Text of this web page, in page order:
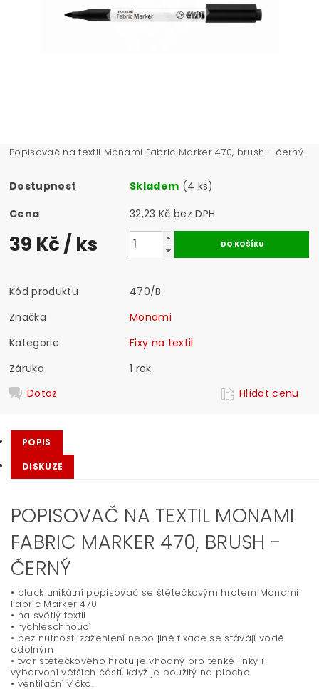
Popisovač na textil Monami Fabric Marker 470, brush - černý.
Dostupnost Skladem (4 ks)
Cena
32,23 Kč bez DPH
39 Kč/ ks
Kód produktu
470/B
Značka
Monami
Kategorie
Fixy na textil
Záruka
1 rok
Dotaz
Hlídat cenu
POPIS
DISKUZE
POPISOVAČ NA TEXTIL MONAMI
FABRIC MARKER 470, BRUSH -
ČERNÝ
• black unikátní popisovač se štětečkovým hrotem Monami
Fabric Marker 470
• na světlý textil
• rychleschnoucí
• bez nutnosti zažehlení nebo jiné fixace se stávájí vodě
odolným
• tvar štětečkového hrotu je vhodný pro tenké linky i
vybarvoní větších částí, když je použitý na plocho
• ventilační víčko.